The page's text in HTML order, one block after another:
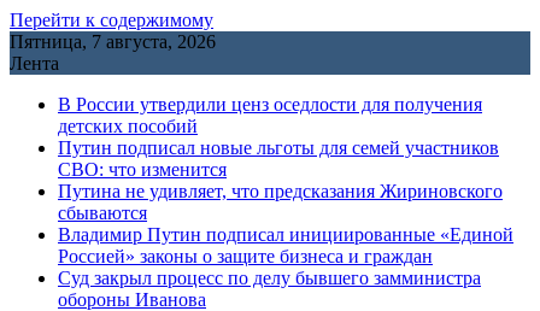
Перейти к содержимому
Пятница, 7 августа, 2026
Лента
В России утвердили ценз оседлости для получения
детских пособий
Путин подписал новые льготы для семей участников
СВО: что изменится
Путина не удивляет, что предсказания Жириновского
сбываются
Владимир Путин подписал инициированные «Единой
Россией» законы о защите бизнеса и граждан
Cуд закрыл процесс по делу бывшего замминистра
обороны Иванова